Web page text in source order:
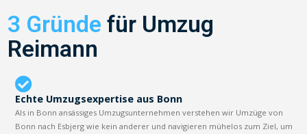
3 Gründe für Umzug
Reimann
Echte Umzugsexpertise aus Bonn
Als in Bonn ansässiges Umzugsunternehmen verstehen wir Umzüge von
Bonn nach Esbjerg wie kein anderer und navigieren mühelos zum Ziel, um